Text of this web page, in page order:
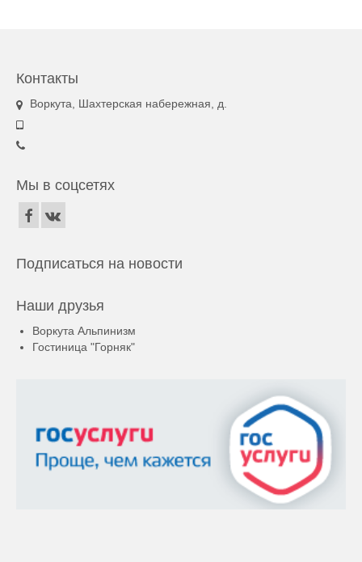
Контакты
Воркута, Шахтерская набережная, д.
Мы в соцсетях
Подписаться на новости
Наши друзья
Воркута Альпинизм
Гостиница "Горняк"